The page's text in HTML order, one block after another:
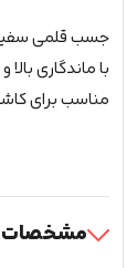
جسب قلمی
با ماندگاری
مناسب برای
مشخصات